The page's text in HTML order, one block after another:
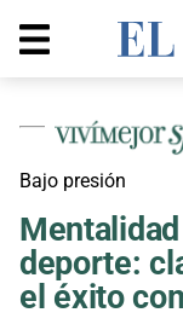
Bajo presión
deporte:
el éxito